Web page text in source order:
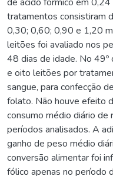
tratamentos consistiram
0,30; 0,60; 0,90 e 1,20
leitões foi avaliado nos
48 dias de idade. No 49º
e oito leitões por
sangue, para confecção
folato. Não houve efeito
consumo médio diário de
períodos analisados. A
ganho de peso médio
conversão alimentar foi
fólico apenas no período